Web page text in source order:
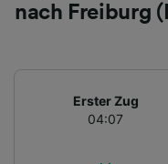
nach Freiburg
Erster Zug
04:07